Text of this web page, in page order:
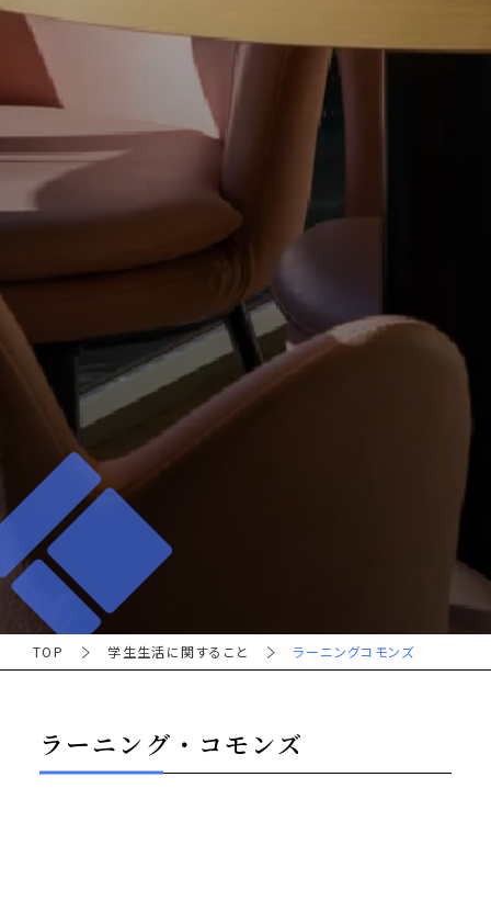
TOP 学生生活に関すること ラーニングコモンズ
ラーニング・コモンズ